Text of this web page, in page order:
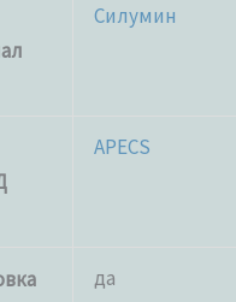
Силумин
APECS
да